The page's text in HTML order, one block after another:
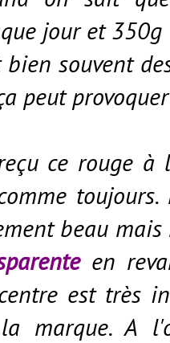
jour et
bien souvent
peut
ce rouge à
beau
en
est très
marque. A